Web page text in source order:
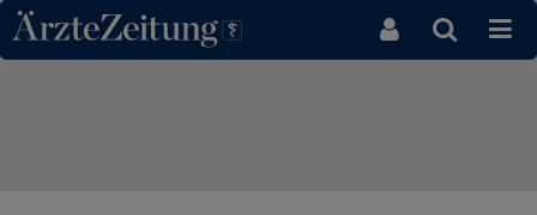
Direkt zum Inhaltsbereich